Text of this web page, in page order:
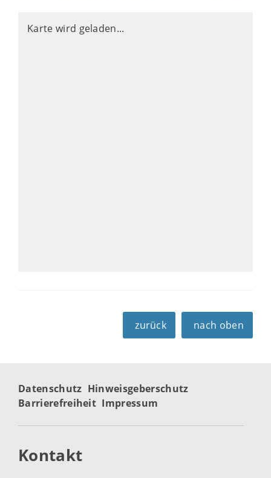
Karte wird geladen...
zurück nach oben
Datenschutz Hinweisgeberschutz
Barrierefreiheit Impressum
Kontakt